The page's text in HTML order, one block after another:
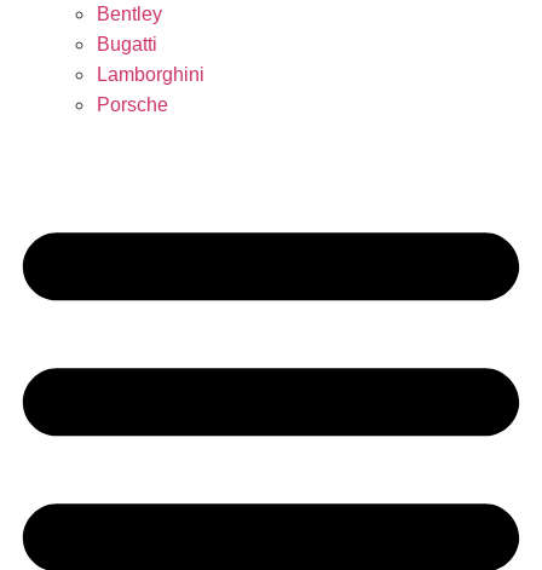
Bentley
Bugatti
Lamborghini
Porsche